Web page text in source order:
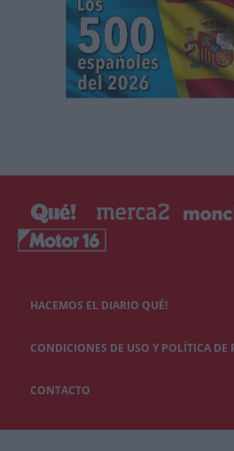
HACEMOS EL DIARIO QUÉ!
CONDICIONES DE USO Y POLÍTICA DE
CONTACTO